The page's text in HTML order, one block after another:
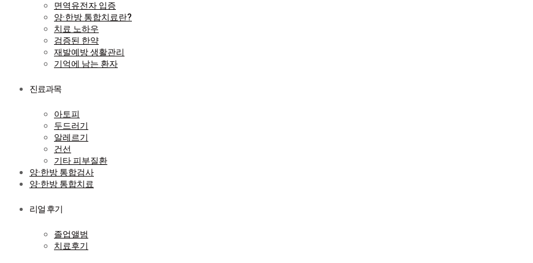
면역유전자 입증
양·한방 통합치료란?
치료 노하우
검증된 한약
재발예방 생활관리
기억에 남는 환자
진료과목
아토피
두드러기
알레르기
건선
기타 피부질환
양·한방 통합검사
양·한방 통합치료
리얼 후기
졸업앨범
치료후기